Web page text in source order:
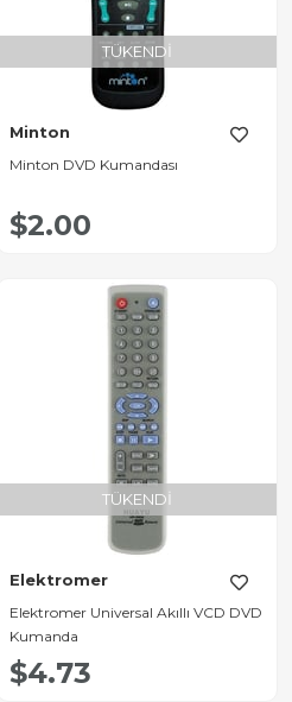
TÜKENDI
Minton
Minton DVD Kumandası
$2.00
TÜKENDI
Elektromer
Elektromer Universal Akıllı VCD DVD
Kumanda
$4.73